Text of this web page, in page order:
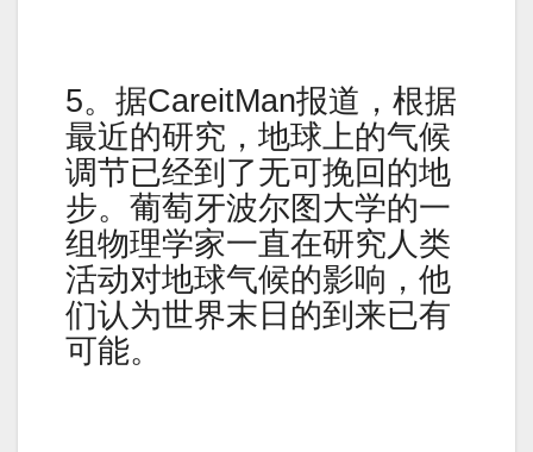
5。据CareitMan报道，根据
最近的研究，地球上的气候
调节已经到了无可挽回的地
步。葡萄牙波尔图大学的一
组物理学家一直在研究人类
活动对地球气候的影响，他
们认为世界末日的到来已有
可能。